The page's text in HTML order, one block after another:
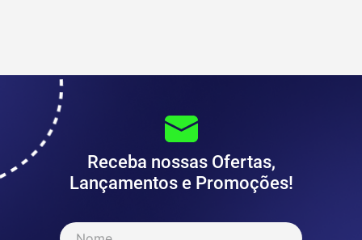
Receba nossas Ofertas,
Lançamentos e Promoções!